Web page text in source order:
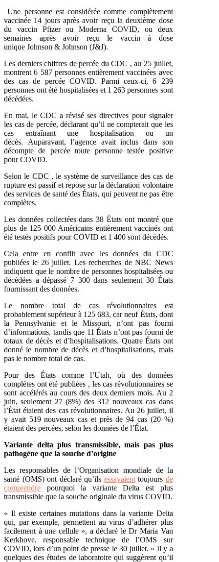
Une personne est considérée comme complètement
vaccinée 14 jours après avoir reçu la deuxième dose
du vaccin PfizerouModerna COVID, ou deux
semaines après avoir reçu le vaccin à dose
unique Johnson & Johnson (J&J).
Les derniers chiffres de percée du CDC , au 25 juillet,
montrent 6 587 personnes entièrement vaccinées avec
des cas de percée COVID. Parmi ceux-ci, 6 239
personnes ont été hospitalisées et 1 263 personnes sont
décédées.
En mai, le CDC arévisé ses directives pour signaler
les cas de percée, déclarant qu’il ne compterait que les
cas entraînant une hospitalisation ou un
décès. Auparavant, l’agence avait inclus dans son
décompte de percée toute personne testée positive
pour COVID.
Selon le CDC , le système de surveillance des cas de
rupture est passif et repose sur la déclaration volontaire
des services de santé des États, qui peuvent ne pas être
complètes.
Les données collectées dans 38 États ont montré que
plus de 125 000 Américains entièrement vaccinés ont
été testés positifs pour COVID et 1 400 sont décédés.
Cela entre en conflit avec les données du CDC
publiées le 26 juillet. Les recherches de NBC News
indiquent que le nombre de personnes hospitalisées ou
décédées a dépassé 7 300 dans seulement 30 États
fournissant des données.
Le nombre total de cas révolutionnaires est
probablement supérieur à 125 683, car neuf États, dont
la Pennsylvanie et le Missouri, n’ont pas fourni
d’informations, tandis que 11 États n’ont pas fourni de
totaux de décès et d’hospitalisations. Quatre États ont
donné le nombre de décès et d’hospitalisations, mais
pas le nombre total de cas.
Pour des États comme l’Utah, où des données
complètes ont étépubliées , les cas révolutionnaires se
sont accélérés au cours des deux derniers mois. Au 2
juin, seulement 27 (8%) des 312 nouveaux cas dans
l’État étaient des cas révolutionnaires. Au 26 juillet, il
y avait 519 nouveaux cas et près de 94 cas (20 %)
étaient des percées, selon les données de l’État.
Variante delta plus transmissible, mais pas plus
pathogène que la souche d’origine
Les responsables de l’Organisation mondiale de la
santé (OMS) ont déclaré qu’ils essayaienttoujours de
comprendre pourquoi la variante Delta est plus
transmissible que la souche originale du virus COVID.
« Il existe certaines mutations dans la variante Delta
qui, par exemple, permettent au virus d’adhérer plus
facilement à une cellule », a déclaré le Dr Maria Van
Kerkhove, responsable technique de l’OMS sur
COVID, lors d’un point de presse le 30 juillet. « Il y a
quelques des études de laboratoire qui suggèrent qu’il